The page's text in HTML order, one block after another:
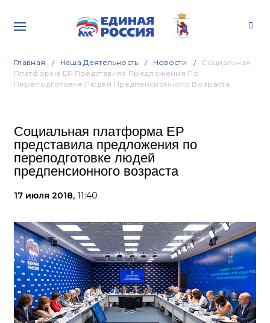
Главная Наша Деятельность Новости
Социальная
Платформа ЕР Представила Предложения По
Переподготовке Людей Предпенсионного Возраста
Социальная платформа ЕР
представила предложения по
переподготовке людей
предпенсионного возраста
17 июля 2018, 11:40